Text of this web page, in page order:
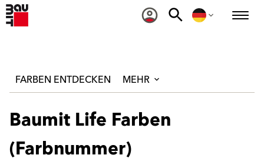
FARBEN ENTDECKEN MEHR
Baumit Life Farben
(Farbnummer)